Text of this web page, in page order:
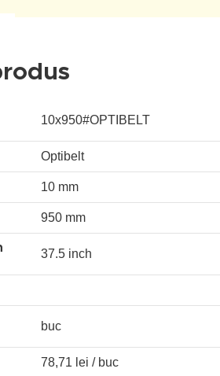
10x950#OPTIBELT
Optibelt
10 mm
950 mm
37.5 inch
buc
78,71 lei / buc